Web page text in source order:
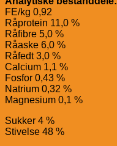
FE/kg 0,92
Råprotein 11,0 %
Råfibre 5,0 %
Råaske 6,0 %
Råfedt 3,0 %
Calcium 1,1 %
Fosfor 0,43 %
Natrium 0,32 %
Magnesium 0,1 %
Sukker 4 %
Stivelse 48 %